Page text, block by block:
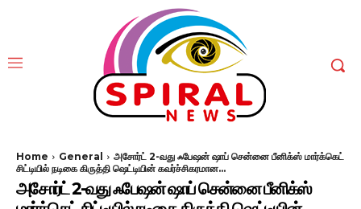
Home General
அசோர்ட் 2-வது ஃபேஷன் ஷாப் சென்னை பீனிக்ஸ் மார்க்கெட்
சிட்டியில் நடிகை கிருத்தி ஷெட்டியின் கவர்ச்சிகரமான...
அசோர்ட் 2-வது ஃபேஷன் ஷாப் சென்னை பீனிக்ஸ்